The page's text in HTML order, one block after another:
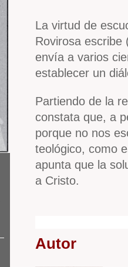
La virtud de
Rovirosa escribe
envía a varios
establecer un
Partiendo de la
constata que, a
porque no nos
teológico, como
apunta que la
a Cristo.
Autor